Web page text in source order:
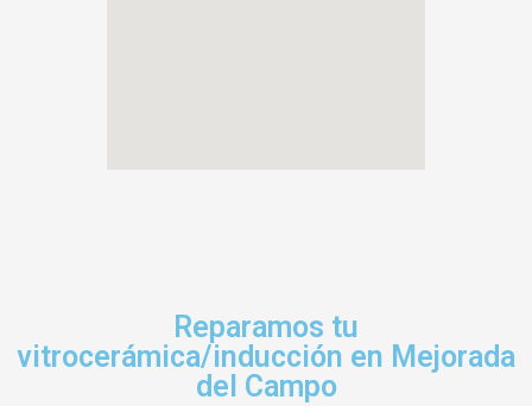
Reparamos tu
vitrocerámica/inducción en Mejorada
del Campo